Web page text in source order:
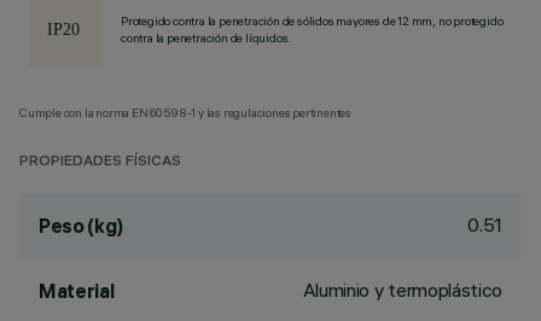
Protegido contra la penetración de sólidos mayores de 12 mm, no protegido
contra la penetración de líquidos.
Cumple con la norma EN60598-1 y las regulaciones pertinentes.
PROPIEDADES FÍSICAS
Peso (kg) 0.51
Material Aluminio y termoplástico